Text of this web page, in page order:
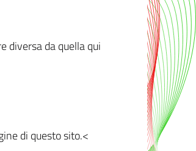
diversa da quella qui
di questo sito.<